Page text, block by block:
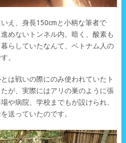
え、身長150cmと小柄な筆者で
めないトンネル内。暗く、酸素も
らしていたなんて、ベトナム人の
。
は戦いの際にのみ使われていたト
が、実際にはアリの巣のように張
や病院、学校までもが設けられ、
送っていたのです。